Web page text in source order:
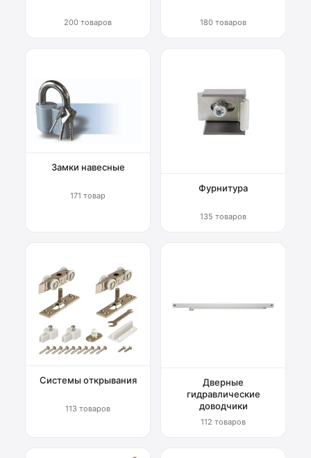
200 товаров 180 товаров
Замки навесные
171 товар
Фурнитура
135 товаров
Системы открывания
113 товаров
Дверные
гидравлические
доводчики
112 товаров